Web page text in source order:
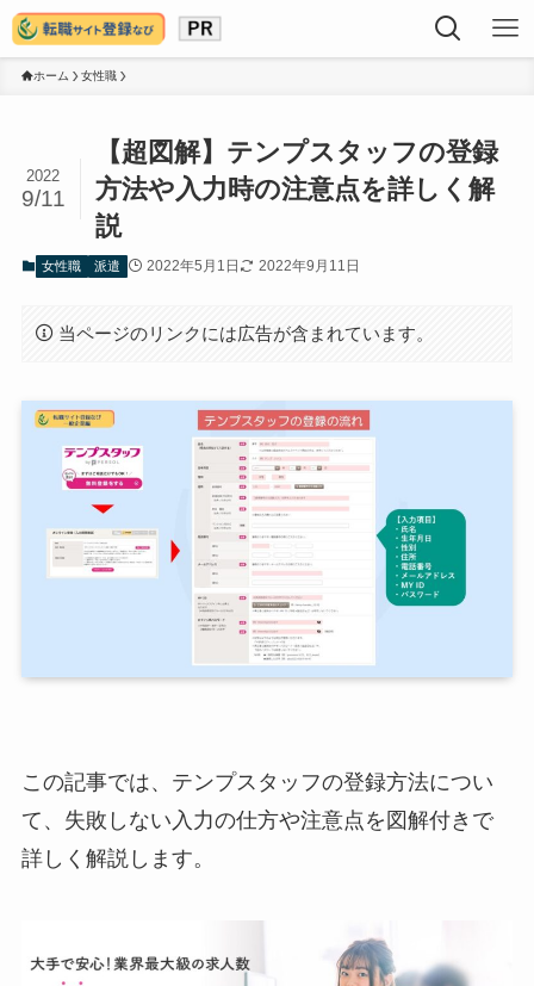
ホーム 女性職
【超図解】テンプスタッフの登録
方法や入力時の注意点を詳しく解
説
2022
9/11
女性職 派遣 2022年5月1日 2022年9月11日
当ページのリンクには広告が含まれています。
この記事では、テンプスタッフの登録方法につい
て、失敗しない入力の仕方や注意点を図解付きで
詳しく解説します。